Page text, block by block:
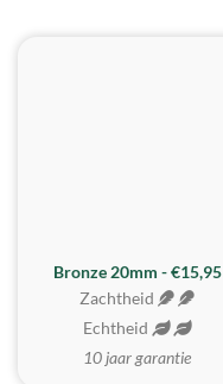
Bronze 20mm - €15,95
Zachtheid
Echtheid
10 jaar garantie